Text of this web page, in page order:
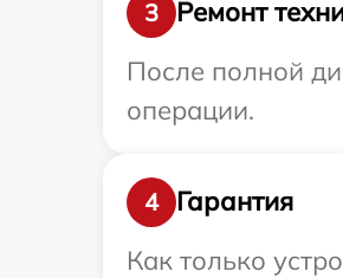
3
Ремонт
После полной
операции.
4
Гарантия
Как только